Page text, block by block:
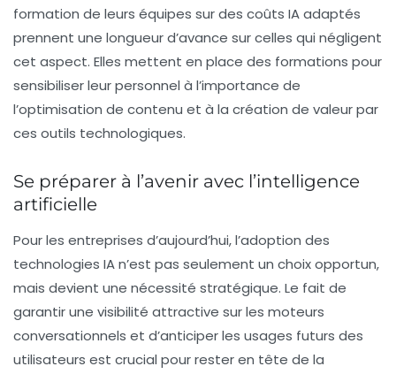
formation de leurs équipes sur des coûts IA adaptés
prennent une longueur d’avance sur celles qui négligent
cet aspect. Elles mettent en place des formations pour
sensibiliser leur personnel à l’importance de
l’optimisation de contenu et à la création de valeur par
ces outils technologiques.
Se préparer à l’avenir avec l’intelligence
artificielle
Pour les entreprises d’aujourd’hui, l’adoption des
technologies IAn’est pas seulement un choix opportun,
mais devient une nécessité stratégique. Le fait de
garantir une visibilité attractive sur les moteurs
conversationnels et d’anticiper les usages futurs des
utilisateurs est crucial pour rester en tête de la